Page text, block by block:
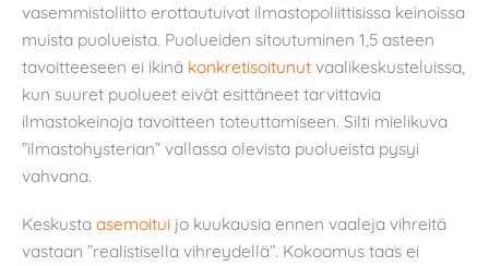
vasemmistoliitto erottautuivat ilmastopoliittisissa keinoissa
muista puolueista. Puolueiden sitoutuminen 1,5 asteen
tavoitteeseen ei ikinä konkretisoitunut vaalikeskusteluissa,
kun suuret puolueet eivät esittäneet tarvittavia
ilmastokeinoja tavoitteen toteuttamiseen. Silti mielikuva
”ilmastohysterian” vallassa olevista puolueista pysyi
vahvana.
Keskusta asemoitui jo kuukausia ennen vaaleja vihreitä
vastaan ”realistisella vihreydellä”. Kokoomus taas ei